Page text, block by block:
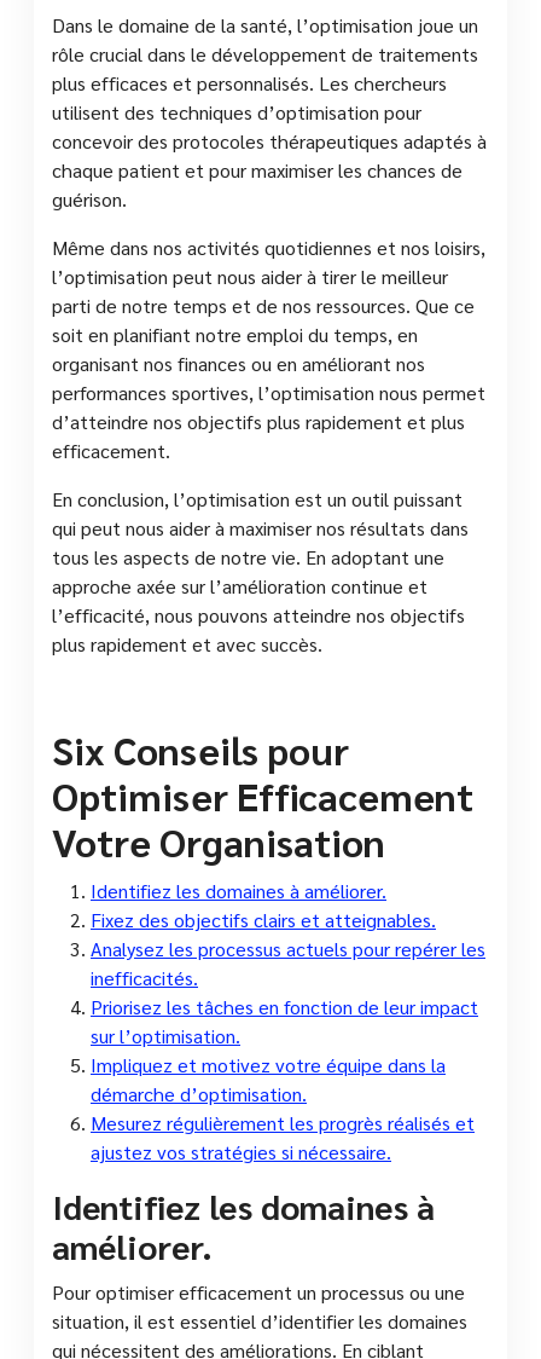
Dans le domaine de la santé, l’optimisation joue un
rôle crucial dans le développement de traitements
plus efficaces et personnalisés. Les chercheurs
utilisent des techniques d’optimisation pour
concevoir des protocoles thérapeutiques adaptés à
chaque patient et pour maximiser les chances de
guérison.
Même dans nos activités quotidiennes et nos loisirs,
l’optimisation peut nous aider à tirer le meilleur
parti de notre temps et de nos ressources. Que ce
soit en planifiant notre emploi du temps, en
organisant nos finances ou en améliorant nos
performances sportives, l’optimisation nous permet
d’atteindre nos objectifs plus rapidement et plus
efficacement.
En conclusion, l’optimisation est un outil puissant
qui peut nous aider à maximiser nos résultats dans
tous les aspects de notre vie. En adoptant une
approche axée sur l’amélioration continue et
l’efficacité, nous pouvons atteindre nos objectifs
plus rapidement et avec succès.
Six Conseils pour
Optimiser Efficacement
Votre Organisation
Identifiez les domaines à améliorer.
Fixez des objectifs clairs et atteignables.
Analysez les processus actuels pour repérer les
inefficacités.
Priorisez les tâches en fonction de leur impact
sur l’optimisation.
Impliquez et motivez votre équipe dans la
démarche d’optimisation.
Mesurez régulièrement les progrès réalisés et
ajustez vos stratégies si nécessaire.
Identifiez les domaines à
améliorer.
Pour optimiser efficacement un processus ou une
situation, il est essentiel d’identifier les domaines
qui nécessitent des améliorations. En ciblant